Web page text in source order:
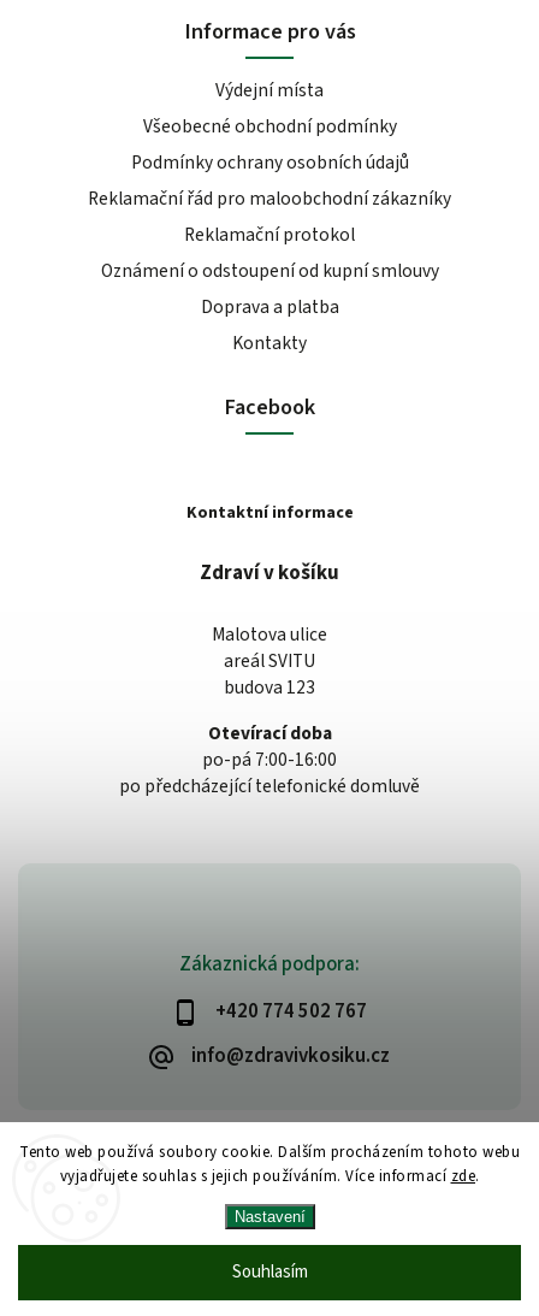
Tento web používá soubory cookie. Dalším procházením tohoto webu
vyjadřujete souhlas s jejich používáním. Více informací zde.
Nastavení
Souhlasím
Zákaznická podpora:
+420 774 502 767
info@zdravivkosiku.cz
Informace pro vás
Výdejní místa
Všeobecné obchodní podmínky
Podmínky ochrany osobních údajů
Reklamační řád pro maloobchodní zákazníky
Reklamační protokol
Oznámení o odstoupení od kupní smlouvy
Doprava a platba
Kontakty
Facebook
Kontaktní informace
Zdraví v košíku
Malotova ulice
areál SVITU
budova 123
Otevírací doba
po-pá 7:00-16:00
po předcházející telefonické domluvě
www.zdravivkosiku.cz
Upravit nastavení cookies
VytvořilShoptet | Design